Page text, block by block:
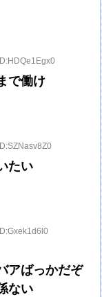
で働け
たい
アばっかだぞ
ない